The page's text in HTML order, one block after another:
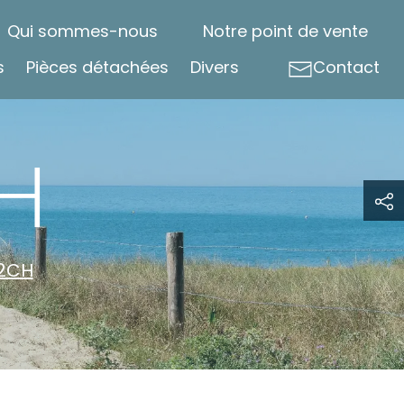
Qui sommes-nous
Notre point de vente
Pièces détachées Divers Contact